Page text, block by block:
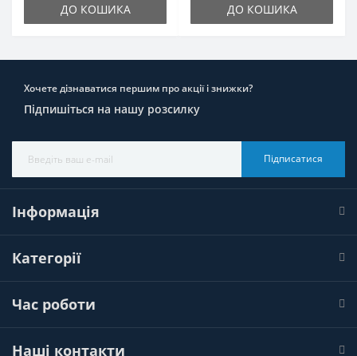
ДО КОШИКА ДО КОШИКА
Хочете дізнаватися першим про акції і знижки?
Підпишіться на нашу розсилку
Підписатися
Інформація
Категорії
Час роботи
Наші контакти